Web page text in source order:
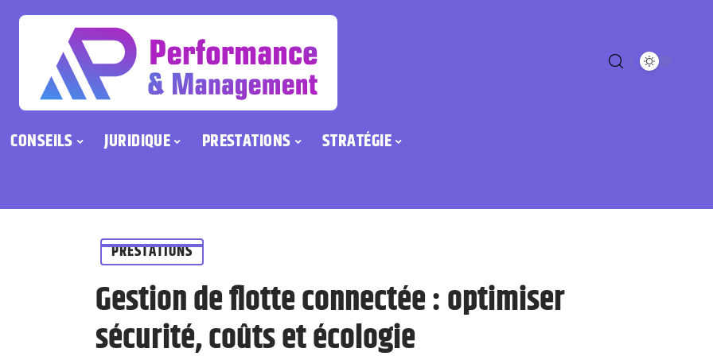
CONSEILS JURIDIQUE PRESTATIONS STRATÉGIE
PRESTATIONS
Gestion de flotte connectée : optimiser
sécurité, coûts et écologie